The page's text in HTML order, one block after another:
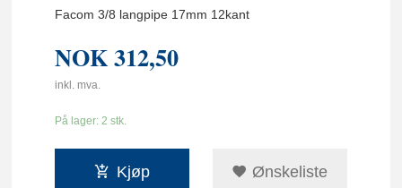
Facom 3/8 langpipe 17mm 12kant
NOK312,50
inkl. mva.
På lager: 2 stk.
Kjøp Ønskeliste